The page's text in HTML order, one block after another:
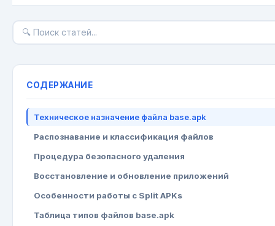
СОДЕРЖАНИЕ
Техническое назначение файла base.apk
Распознавание и классификация файлов
Процедура безопасного удаления
Восстановление и обновление приложений
Особенности работы с Split APKs
Таблица типов файлов base.apk